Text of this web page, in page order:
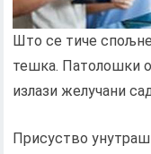
Што се тиче спољне
тешка. Патолошки
излази желучани
Присуство